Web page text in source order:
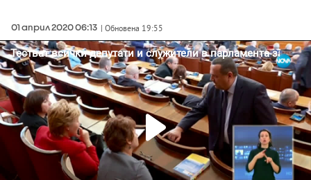
01 април 2020 06:13 | Обновена 19:55